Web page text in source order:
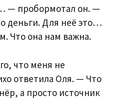
— пробормотал он. —
деньги. Для неё это…
Что она нам важна.
что меня не
ответила Оля. — Что
а просто источник